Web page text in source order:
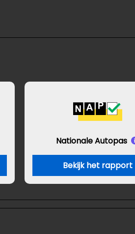
Nationale Autopas
Bekijk het rapport